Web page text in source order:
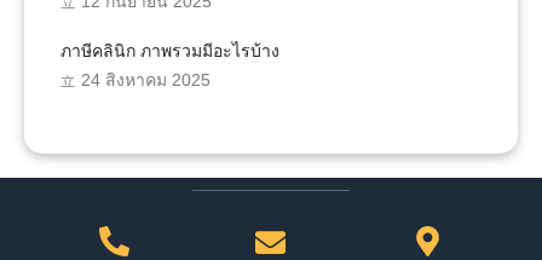
ภาษีคลินิก ภาพรวมมีอะไรบ้าง
24 สิงหาคม 2025